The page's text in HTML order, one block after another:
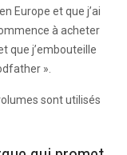
Europe et que j’ai
à acheter
que j’embouteille
».
sont utilisés